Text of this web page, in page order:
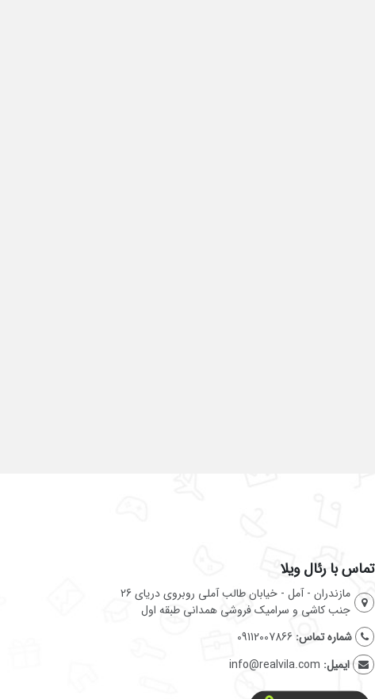
تماس با رئال ویلا
مازندران - آمل - خیابان طالب آملی روبروی دریای 26
جنب کاشی و سرامیک فروشی همدانی طبقه اول
شماره تماس: 09112007866
ایمیل: info@realvila.com